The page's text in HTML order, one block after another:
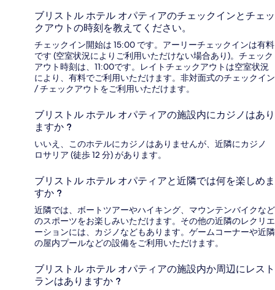
ブリストル ホテル オパティアのチェックインとチェッ
クアウトの時刻を教えてください。
チェックイン開始は 15:00 です。アーリーチェックインは有料
です (空室状況によりご利用いただけない場合あり)。チェック
アウト時刻は、11:00です。レイトチェックアウトは空室状況
により、有料でご利用いただけます。非対面式のチェックイン
/ チェックアウトをご利用いただけます。
ブリストル ホテル オパティアの施設内にカジノはあり
ますか ?
いいえ、このホテルにカジノはありませんが、近隣にカジノ
ロサリア (徒歩 12 分) があります。
ブリストル ホテル オパティアと近隣では何を楽しめま
すか ?
近隣では、ボートツアーやハイキング、マウンテンバイクなど
のスポーツをお楽しみいただけます。その他の近隣のレクリエ
ーションには、カジノなどもあります。ゲームコーナーや近隣
の屋内プールなどの設備をご利用いただけます。
ブリストル ホテル オパティアの施設内か周辺にレスト
ランはありますか ?